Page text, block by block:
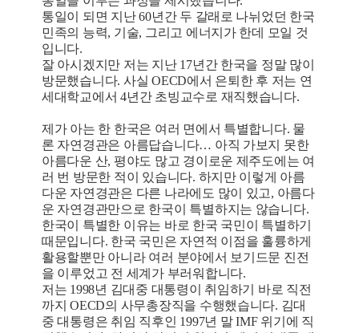
통일이 되면 지난 60년간 두 갈래로 나뉘었던 한국
민족의 능력, 기술, 그리고 에너지가 한데 모일 것
입니다.
잘 아시겠지만 저는 지난 17년간 한국을 정말 많이
방문했습니다. 사실 OECD에서 은퇴한 후 저는 연
세대학교에서 4년간 초빙교수로 재직했습니다.
제가 아는 한 한국은 여러 면에서 특별합니다. 물
론 자연경관은 아름답습니다… 아직 가보지 못한
아름다운 산, 평야도 많고 경이로운 제주도에는 여
러 번 방문한 적이 있습니다. 하지만 이렇게 아름
다운 자연경관은 다른 나라에도 많이 있고, 아름다
운 자연경관만으로 한국이 특별하지는 않습니다.
한국이 특별한 이유는 바로 한국 국민이 특별하기
때문입니다. 한국 국민은 자연적 이점을 훌륭하게
활용할뿐만 아니라 여러 분야에서 보기드문 진전
을 이루었고 전 세계가 부러워합니다.
저는 1998년 김대중 대통령이 취임하기 바로 직전
까지 OECD의 사무총장직을 수행했습니다. 김대
중 대통령은 취임 직후인 1997년 말 IMF 위기에 직